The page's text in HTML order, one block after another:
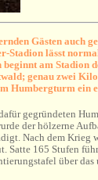
Gästen auch
Stadion lässt
beginnt am Stadion
genau zwei
Humbergturm ein
gegründeten
der hölzerne
Nach dem Krieg
Satte 165 Stufen
über das